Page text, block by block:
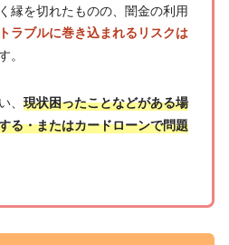
縁を切れたものの、闇金の利用
ラブルに巻き込まれるリスクは
。
、現状困ったことなどがある場
る・またはカードローンで問題